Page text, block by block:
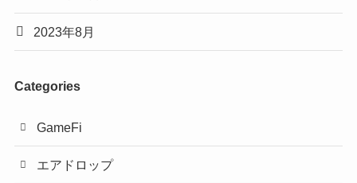
2023年8月
Categories
GameFi
エアドロップ